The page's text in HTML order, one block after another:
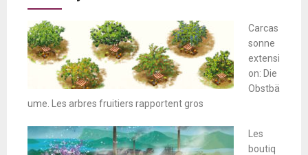
Carcas
sonne
extensi
on: Die
Obstbä
ume. Les arbres fruitiers rapportent gros
Les
boutiq